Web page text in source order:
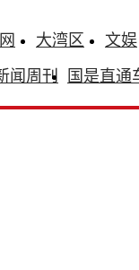
大湾区 文娱
闻周刊 国是直通